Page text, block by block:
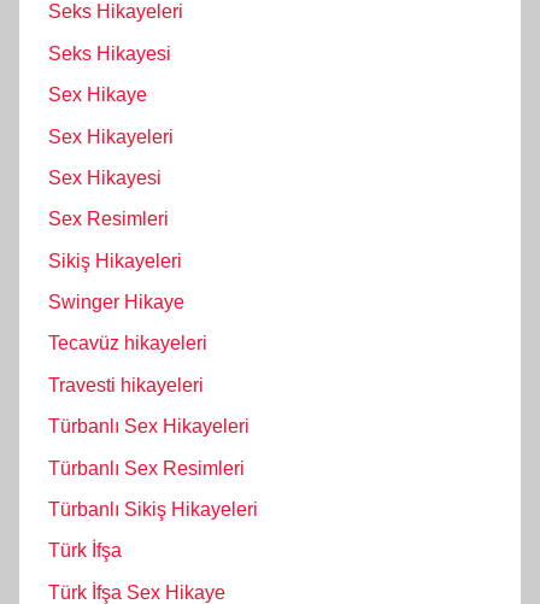
Seks Hikayeleri
Seks Hikayesi
Sex Hikaye
Sex Hikayeleri
Sex Hikayesi
Sex Resimleri
Sikiş Hikayeleri
Swinger Hikaye
Tecavüz hikayeleri
Travesti hikayeleri
Türbanlı Sex Hikayeleri
Türbanlı Sex Resimleri
Türbanlı Sikiş Hikayeleri
Türk İfşa
Türk İfşa Sex Hikaye